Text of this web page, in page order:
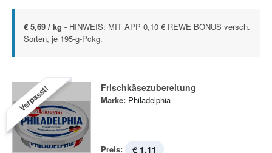
€ 5,69 / kg - HINWEIS: MIT APP 0,10 € REWE BONUS versch.
Sorten, je 195-g-Pckg.
Verpasst! Frischkäsezubereitung
Marke: Philadelphia
Preis: € 1,11